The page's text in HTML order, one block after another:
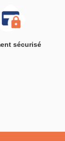
sécurisé